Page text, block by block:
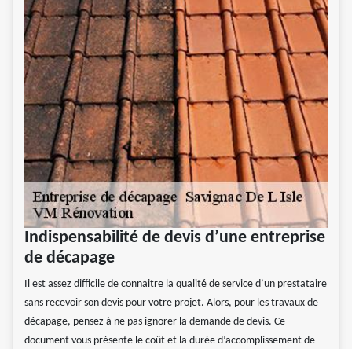
Indispensabilité de devis d’une entreprise
de décapage
Il est assez difficile de connaitre la qualité de service d’un prestataire
sans recevoir son devis pour votre projet. Alors, pour les travaux de
décapage, pensez à ne pas ignorer la demande de devis. Ce
document vous présente le coût et la durée d’accomplissement de